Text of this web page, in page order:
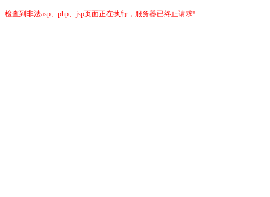
检查到非法asp、php、jsp页面正在执行，服务器已终止请求!